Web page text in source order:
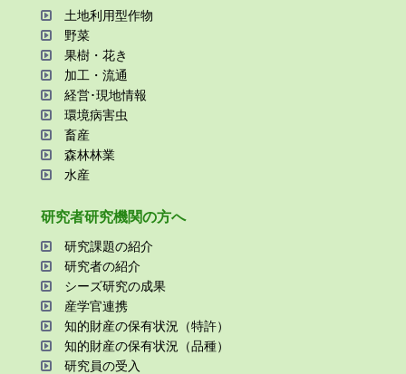
⼟地利⽤型作物
野菜
果樹・花き
加⼯・流通
経営･現地情報
環境病害⾍
畜産
森林林業
⽔産
研究者研究機関の⽅へ
研究課題の紹介
研究者の紹介
シーズ研究の成果
産学官連携
知的財産の保有状況（特許）
知的財産の保有状況（品種）
研究員の受⼊